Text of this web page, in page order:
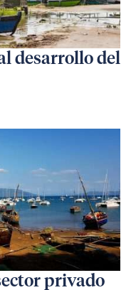
desarrollo del
privado